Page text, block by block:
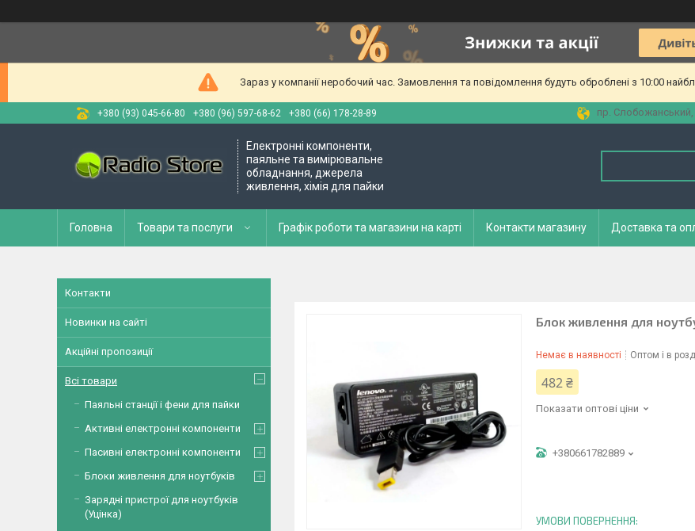
Зараз у компанії неробочий час. Замовлення та повідомлення будуть оброблені з 10:00
+380 (93) 045-66-80 +380 (96) 597-68-62 +380 (66) 178-28-89 пр. Слобожанський,
Електронні компоненти,
паяльне та вимірювальне
обладнання, джерела
живлення, хімія для пайки
Головна Товари та послуги Графік роботи та магазини на карті Контакти магазину Доставка та
Блок живлення для
Немає в наявності Оптом і в
482 ₴
Показати оптові ціни
+380661782889
Контакти
Новинки на сайті
Акційні пропозиції
Всі товари
Паяльні станції і фени для пайки
Активні електронні компоненти
Пасивні електронні компоненти
Блоки живлення для ноутбуків
Зарядні пристрої для ноутбуків
(Уцінка)